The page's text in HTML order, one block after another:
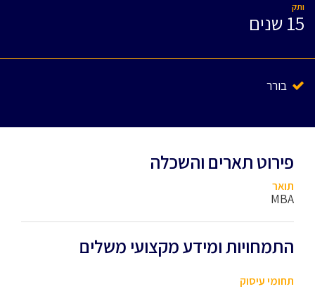
ותק
15 שנים
בורר
פירוט תארים והשכלה
תואר
MBA
התמחויות ומידע מקצועי משלים
תחומי עיסוק